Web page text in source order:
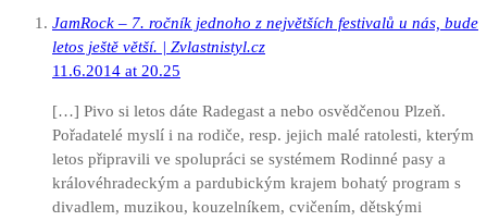
JamRock – 7. ročník jednoho z největších festivalů u nás, bude
letos ještě větší. | Zvlastnistyl.cz
11.6.2014 at 20.25
[…] Pivo si letos dáte Radegast a nebo osvědčenou Plzeň.
Pořadatelé myslí i na rodiče, resp. jejich malé ratolesti, kterým
letos připravili ve spolupráci se systémem Rodinné pasy a
královéhradeckým a pardubickým krajem bohatý program s
divadlem, muzikou, kouzelníkem, cvičením, dětskými